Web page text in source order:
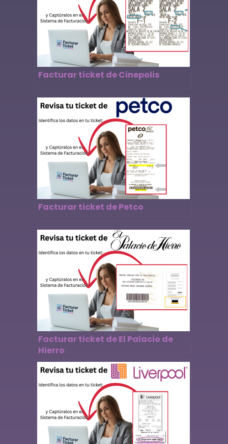
Facturar ticket de Cinepolis
Facturar ticket de Petco
Facturar ticket de El Palacio de
Hierro